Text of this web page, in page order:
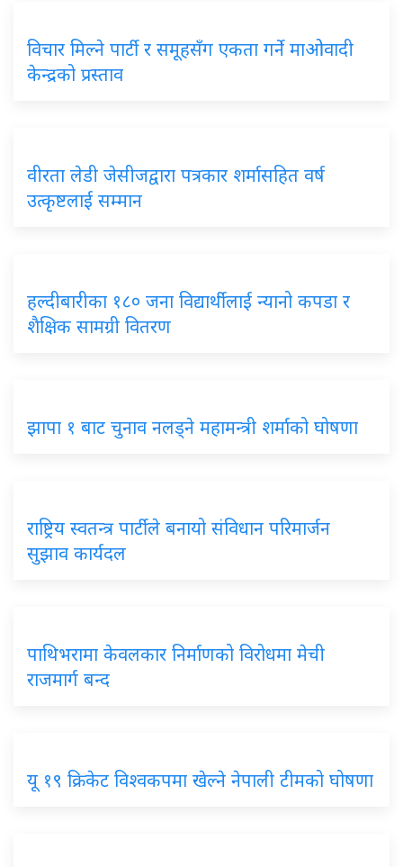
विचार मिल्ने पार्टी र समूहसँग एकता गर्ने माओवादी
केन्द्रको प्रस्ताव
वीरता लेडी जेसीजद्वारा पत्रकार शर्मासहित वर्ष
उत्कृष्टलाई सम्मान
हल्दीबारीका १८० जना विद्यार्थीलाई न्यानो कपडा र
शैक्षिक सामग्री वितरण
झापा १ बाट चुनाव नलड्ने महामन्त्री शर्माको घोषणा
राष्ट्रिय स्वतन्त्र पार्टीले बनायो संविधान परिमार्जन
सुझाव कार्यदल
पाथिभरामा केवलकार निर्माणको विरोधमा मेची
राजमार्ग बन्द
यू १९ क्रिकेट विश्वकपमा खेल्ने नेपाली टीमको घोषणा